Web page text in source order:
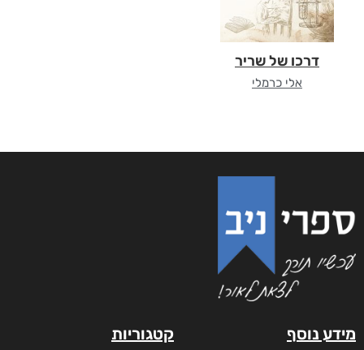
דרכו של שריר
אלי כרמלי
מידע נוסף קטגוריות